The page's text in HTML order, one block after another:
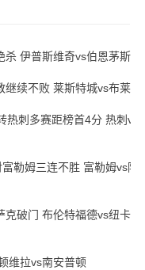
杀 伊普斯维奇vs伯恩茅斯
续不败 莱斯特城vs布莱顿
热刺多赛距榜首4分 热刺vs
勒姆三连不胜 富勒姆vs阿
破门 布伦特福德vs纽卡斯
维拉vs南安普顿